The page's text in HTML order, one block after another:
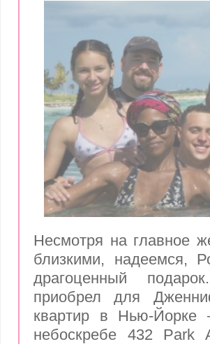
Несмотря на главное
близкими, надеемся,
драгоценный
приобрел для
квартир в Нью-Йорке
небоскребе 432 Park